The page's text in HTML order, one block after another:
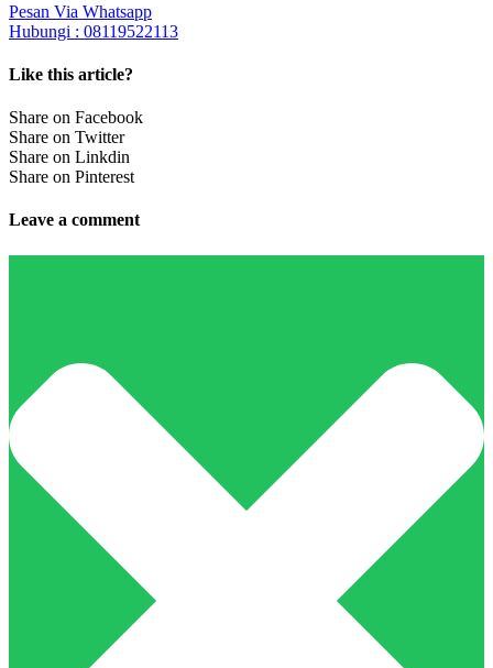
Pesan Via Whatsapp
Hubungi : 08119522113
Like this article?
Share on Facebook
Share on Twitter
Share on Linkdin
Share on Pinterest
Leave a comment